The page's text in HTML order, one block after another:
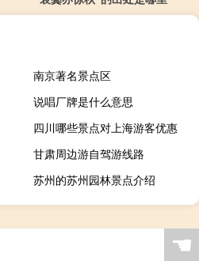
南京著名景点区
说唱厂牌是什么意思
四川哪些景点对上海游客优惠
甘肃周边游自驾游线路
苏州的苏州园林景点介绍
☚